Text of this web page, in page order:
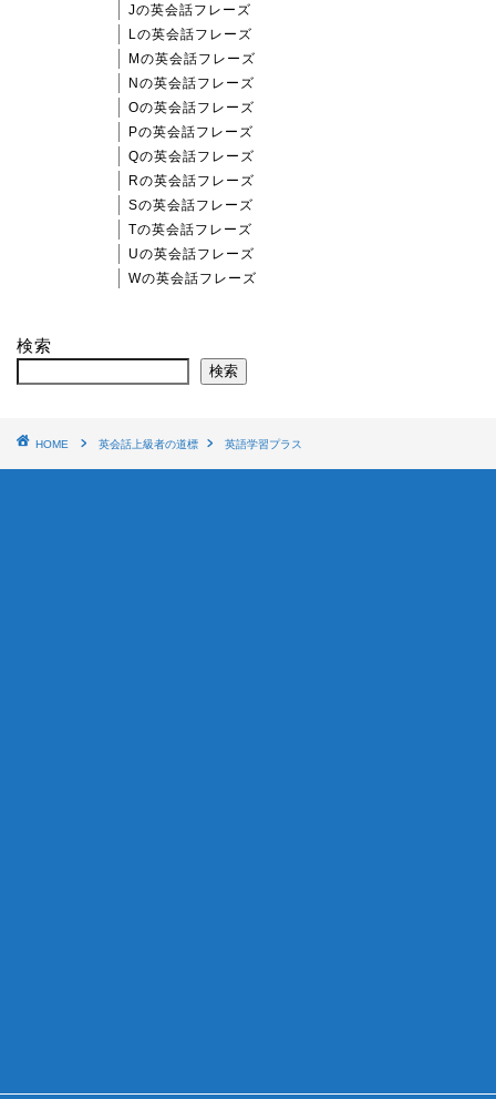
Jの英会話フレーズ
Lの英会話フレーズ
Mの英会話フレーズ
Nの英会話フレーズ
Oの英会話フレーズ
Pの英会話フレーズ
Qの英会話フレーズ
Rの英会話フレーズ
Sの英会話フレーズ
Tの英会話フレーズ
Uの英会話フレーズ
Wの英会話フレーズ
検索
検索
HOME 英会話上級者の道標 英語学習プラス